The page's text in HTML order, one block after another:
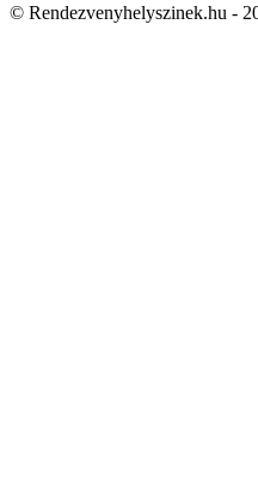
© Rendezvenyhelyszinek.hu -